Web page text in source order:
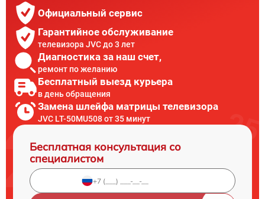
Официальный сервис
Гарантийное обслуживание
телевизора JVC до 3 лет
Диагностика за наш счет,
ремонт по желанию
Бесплатный выезд курьера
в день обращения
Замена шлейфа матрицы телевизора
JVC LT-50MU508 от 35 минут
Бесплатная консультация со
специалистом